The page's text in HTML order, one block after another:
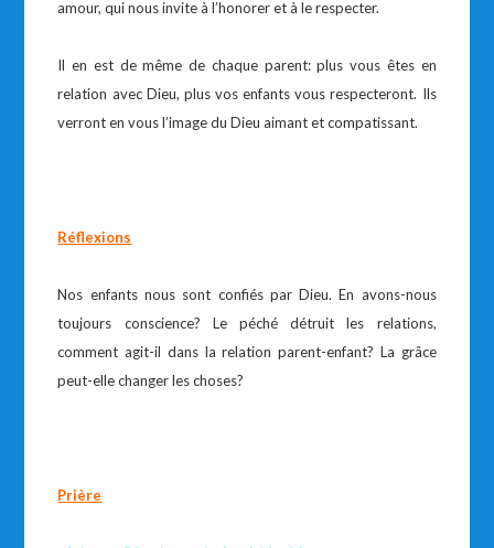
amour, qui nous invite à l’honorer et à le respecter.
Il en est de même de chaque parent: plus vous êtes en
relation avec Dieu, plus vos enfants vous respecteront. Ils
verront en vous l’image du Dieu aimant et compatissant.
Réflexions
Nos enfants nous sont confiés par Dieu. En avons-nous
toujours conscience? Le péché détruit les relations,
comment agit-il dans la relation parent-enfant? La grâce
peut-elle changer les choses?
Prière